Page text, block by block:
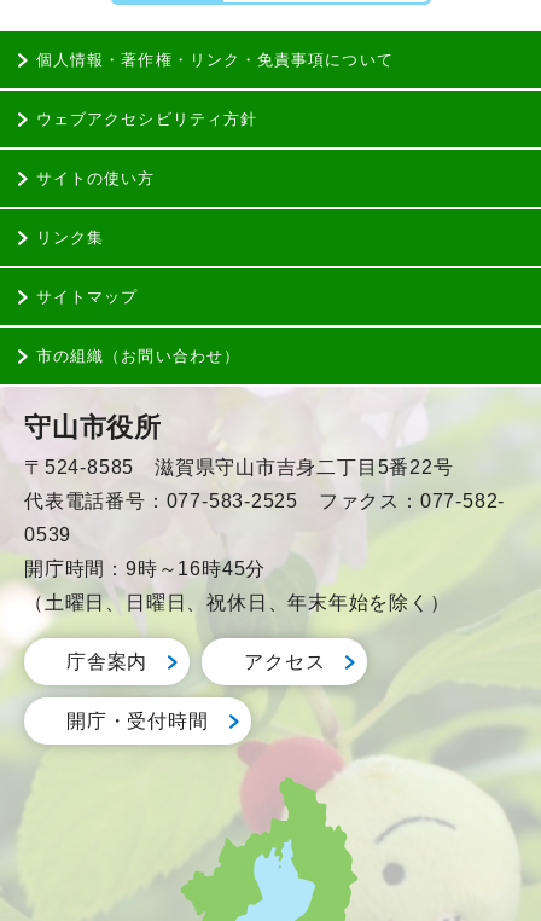
個人情報・著作権・リンク・免責事項について
ウェブアクセシビリティ方針
サイトの使い方
リンク集
サイトマップ
市の組織（お問い合わせ）
守山市役所
〒524-8585 滋賀県守山市吉身二丁目5番22号
代表電話番号：077-583-2525 ファクス：077-582-
0539
開庁時間：9時～16時45分
（土曜日、日曜日、祝休日、年末年始を除く）
庁舎案内 アクセス
開庁・受付時間